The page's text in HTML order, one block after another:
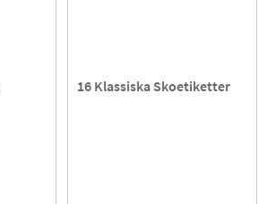
16 Klassiska Skoetiketter